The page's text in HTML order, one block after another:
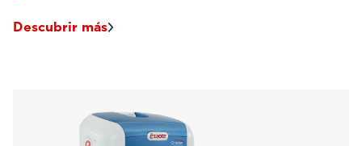
Descubrir más